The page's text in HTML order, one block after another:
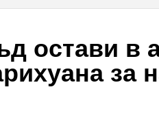
остави в
за